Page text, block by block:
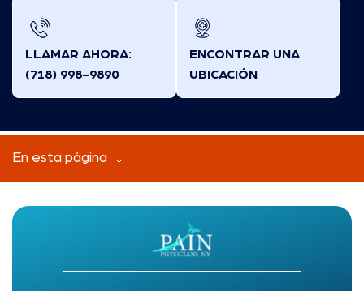
LLAMAR AHORA:
(718) 998-9890
ENCONTRAR UNA
UBICACIÓN
En esta página